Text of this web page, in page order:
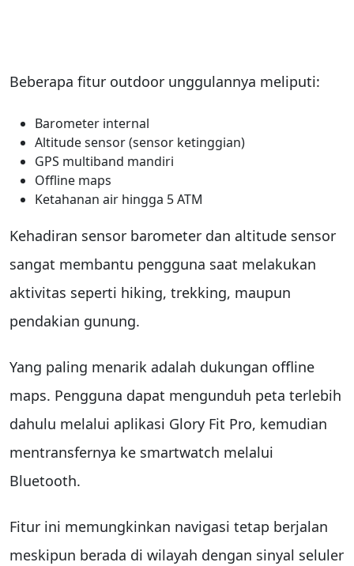
Beberapa fitur outdoor unggulannya meliputi:
Barometer internal
Altitude sensor (sensor ketinggian)
GPS multiband mandiri
Offline maps
Ketahanan air hingga 5 ATM
Kehadiran sensor barometer dan altitude sensor
sangat membantu pengguna saat melakukan
aktivitas seperti hiking, trekking, maupun
pendakian gunung.
Yang paling menarik adalah dukungan offline
maps. Pengguna dapat mengunduh peta terlebih
dahulu melalui aplikasi Glory Fit Pro, kemudian
mentransfernya ke smartwatch melalui
Bluetooth.
Fitur ini memungkinkan navigasi tetap berjalan
meskipun berada di wilayah dengan sinyal seluler